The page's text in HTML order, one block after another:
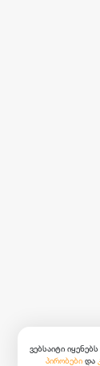
ვებსაიტი
პირობები და